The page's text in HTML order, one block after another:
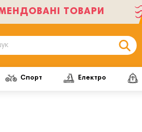
ТОВАРИ
Спорт Електро